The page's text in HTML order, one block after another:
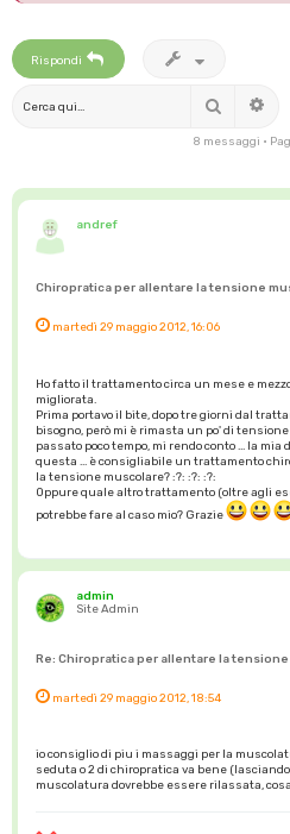
Rispondi
Cerca
8 messaggi •
andref
Chiropratica per allentare la tensione
martedì 29 maggio 2012, 16:06
Ho fatto il trattamento circa un mese e
migliorata.
Prima portavo il bite, dopo tre giorni dal
bisogno, però mi è rimasta un po' di
passato poco tempo, mi rendo conto ... la
questa ... è consigliabile un trattamento
la tensione muscolare? :?: :?: :?:
Oppure quale altro trattamento (oltre agli
potrebbe fare al caso mio? Grazie
admin
Site Admin
Re: Chiropratica per allentare la tensione
martedì 29 maggio 2012, 18:54
io consiglio di piu i massaggi per la
seduta o 2 di chiropratica va bene
muscolatura dovrebbe essere rilassata,